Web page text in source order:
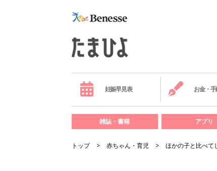
妊娠早見表 お金・手
雑誌・書籍 アプリ
トップ 赤ちゃん・育児 ほかの子と比べて